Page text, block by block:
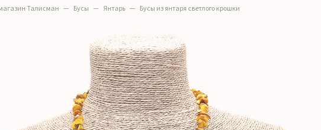
Талисман Бусы Янтарь Бусы из янтаря светлого крошки